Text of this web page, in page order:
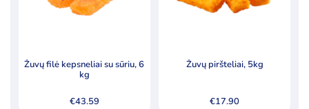
Žuvų filė kepsneliai su sūriu, 6
kg
€43.59
Žuvų piršteliai, 5kg
€17.90